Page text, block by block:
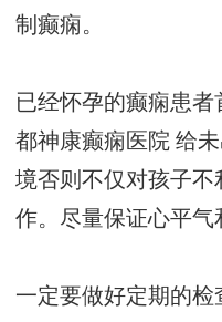
制癫痫。
已经怀孕的癫痫患者
都神康癫痫医院 给
境否则不仅对孩子
作。尽量保证心平气
一定要做好定期的